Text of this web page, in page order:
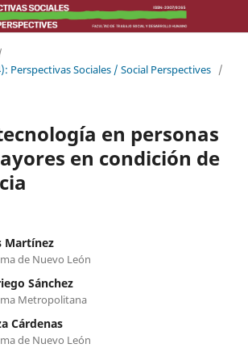
Perspectivas Sociales / Social Perspectives /
en personas
en condición de
Martínez
de Nuevo León
Sánchez
Metropolitana
Cárdenas
de Nuevo León